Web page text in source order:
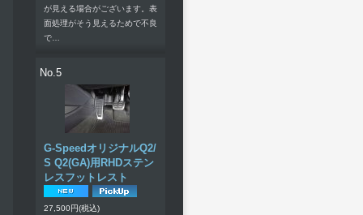
が見える場合がございます。表
面処理がそう見えるためで不良
で…
No.5
G-SpeedオリジナルQ2/
S Q2(GA)用RHDステン
レスフットレスト
27,500円(税込)